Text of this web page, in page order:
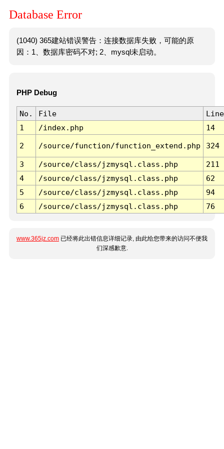
Database Error
(1040) 365建站错误警告：连接数据库失败，可能的原
因：1、数据库密码不对; 2、mysql未启动。
PHP Debug
No. File
Line
1
/index.php 14
2 /source/function/function_extend.php 324
3 /source/class/jzmysql.class.php
211
4
/source/class/jzmysql.class.php
62
5
/source/class/jzmysql.class.php
94
6
/source/class/jzmysql.class.php 76
www.365jz.com 已经将此出错信息详细记录, 由此给您带来的访问不便我
们深感歉意.